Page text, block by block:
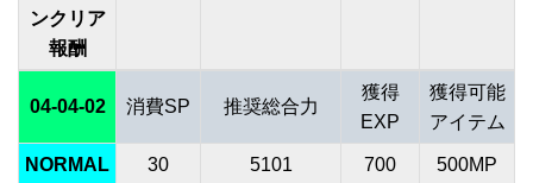
ンクリア
報酬
04-04-02 消費SP 推奨総合力
獲得
EXP
獲得可能
アイテム
NORMAL 30 5101 700
500MP